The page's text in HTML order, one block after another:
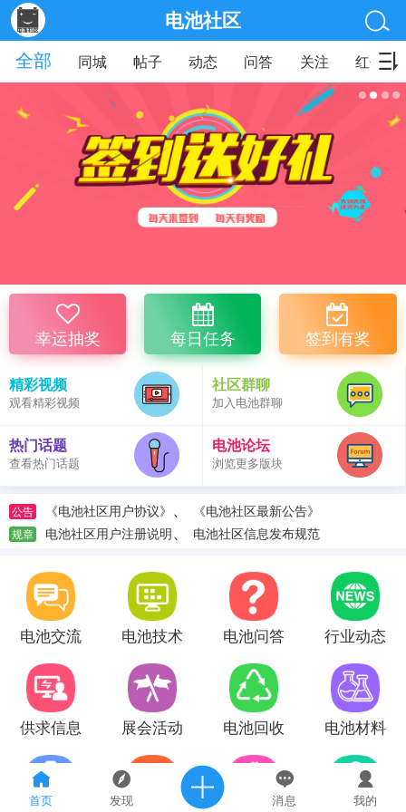
首页 发现 消息 我的
电池社区
全部
同城 帖子 动态 问答 关注 红包
幸运抽奖 每日任务 签到有奖
精彩视频
观看精彩视频
社区群聊
加入电池群聊
热门话题
查看热门话题
电池论坛
浏览更多版块
公告 《电池社区用户协议》 、 《电池社区最新公告》
规章 电池社区用户注册说明、 电池社区信息发布规范
电池交流 电池技术 电池问答 行业动态
供求信息 展会活动 电池回收 电池材料